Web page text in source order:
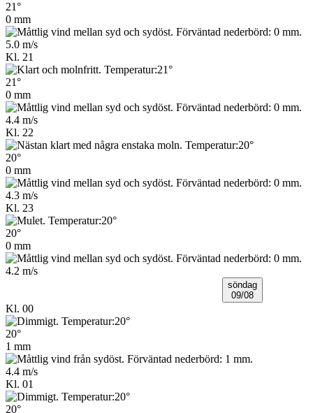
21°
0 mm
5.0 m/s
Kl. 21
21°
0 mm
4.4 m/s
Kl. 22
20°
0 mm
4.3 m/s
Kl. 23
20°
0 mm
4.2 m/s
söndag
09/08
Kl. 00
20°
1 mm
4.4 m/s
Kl. 01
20°